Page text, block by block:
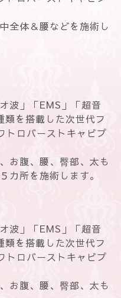
全体＆腰などを施術し
波」「EMS」「超音
を搭載した次世代フ
トロバーストキャビプ
お腹、腰、臀部、太も
カ所を施術します。
波」「EMS」「超音
を搭載した次世代フ
トロバーストキャビプ
お腹、腰、臀部、太も